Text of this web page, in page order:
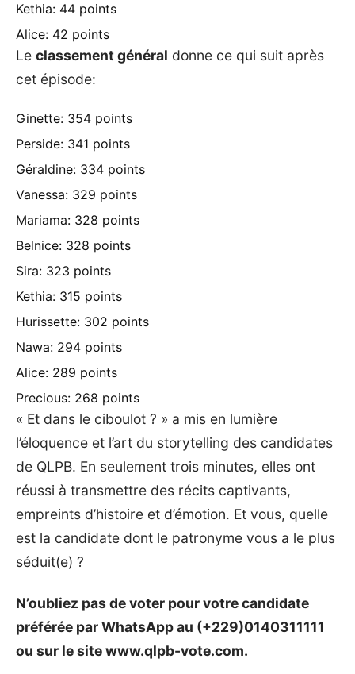
Kethia: 44 points
Alice: 42 points
Le classement général donne ce qui suit après
cet épisode:
Ginette: 354 points
Perside: 341 points
Géraldine: 334 points
Vanessa: 329 points
Mariama: 328 points
Belnice: 328 points
Sira: 323 points
Kethia: 315 points
Hurissette: 302 points
Nawa: 294 points
Alice: 289 points
Precious: 268 points
« Et dans le ciboulot ? » a mis en lumière
l’éloquence et l’art du storytelling des candidates
de QLPB. En seulement trois minutes, elles ont
réussi à transmettre des récits captivants,
empreints d’histoire et d’émotion. Et vous, quelle
est la candidate dont le patronyme vous a le plus
séduit(e) ?
N’oubliez pas de voter pour votre candidate
préférée par WhatsApp au (+229)0140311111
ou sur le sitewww.qlpb-vote.com.